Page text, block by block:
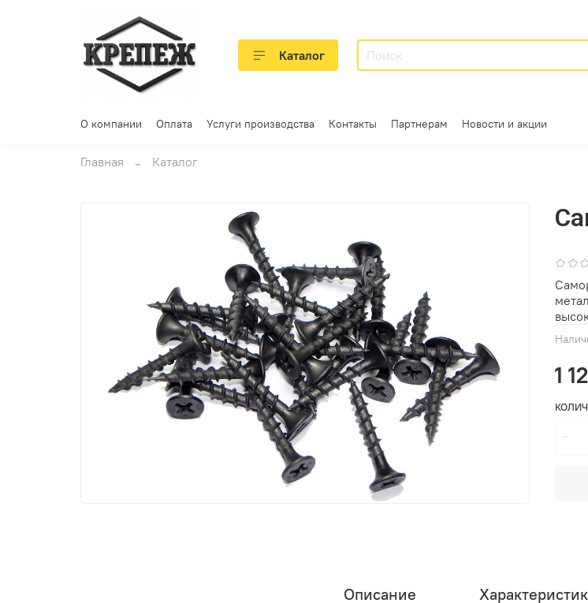
Каталог
О компании Оплата Услуги производства Контакты Партнерам Новости и акции
Главная Каталог
1
Описание